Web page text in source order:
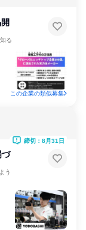
る
この企業の類似募集
う
締切：8月31日